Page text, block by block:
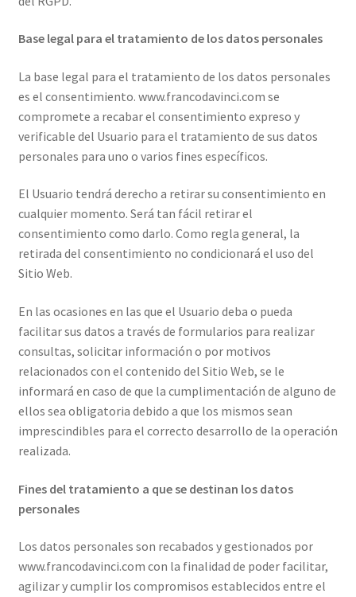
Base legal para el tratamiento de los datos personales
La base legal para el tratamiento de los datos personales
es el consentimiento. www.francodavinci.com se
compromete a recabar el consentimiento expreso y
verificable del Usuario para el tratamiento de sus datos
personales para uno o varios fines específicos.
El Usuario tendrá derecho a retirar su consentimiento en
cualquier momento. Será tan fácil retirar el
consentimiento como darlo. Como regla general, la
retirada del consentimiento no condicionará el uso del
Sitio Web.
En las ocasiones en las que el Usuario deba o pueda
facilitar sus datos a través de formularios para realizar
consultas, solicitar información o por motivos
relacionados con el contenido del Sitio Web, se le
informará en caso de que la cumplimentación de alguno de
ellos sea obligatoria debido a que los mismos sean
imprescindibles para el correcto desarrollo de la operación
realizada.
Fines del tratamiento a que se destinan los datos
personales
Los datos personales son recabados y gestionados por
www.francodavinci.com con la finalidad de poder facilitar,
agilizar y cumplir los compromisos establecidos entre el